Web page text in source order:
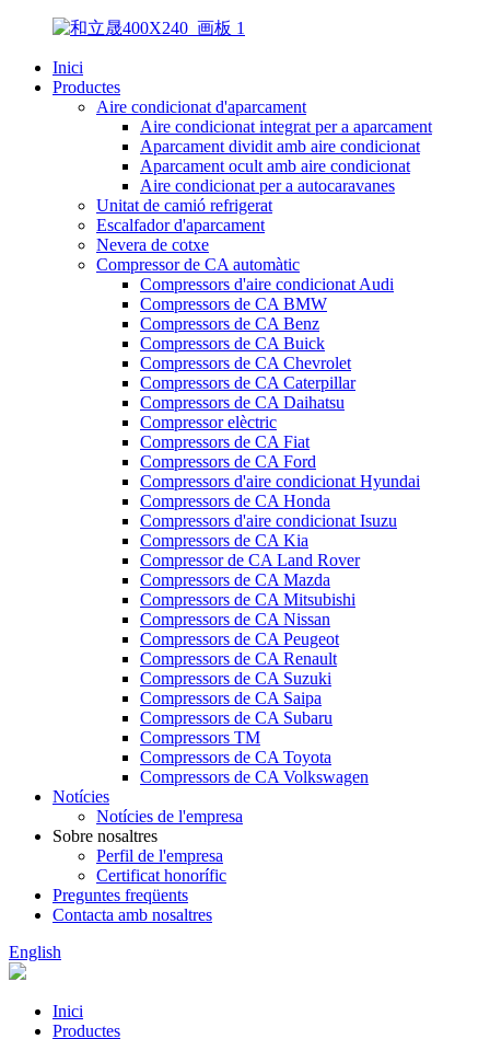
Inici
Productes
Aire condicionat d'aparcament
Aire condicionat integrat per a aparcament
Aparcament dividit amb aire condicionat
Aparcament ocult amb aire condicionat
Aire condicionat per a autocaravanes
Unitat de camió refrigerat
Escalfador d'aparcament
Nevera de cotxe
Compressor de CA automàtic
Compressors d'aire condicionat Audi
Compressors de CA BMW
Compressors de CA Benz
Compressors de CA Buick
Compressors de CA Chevrolet
Compressors de CA Caterpillar
Compressors de CA Daihatsu
Compressor elèctric
Compressors de CA Fiat
Compressors de CA Ford
Compressors d'aire condicionat Hyundai
Compressors de CA Honda
Compressors d'aire condicionat Isuzu
Compressors de CA Kia
Compressor de CA Land Rover
Compressors de CA Mazda
Compressors de CA Mitsubishi
Compressors de CA Nissan
Compressors de CA Peugeot
Compressors de CA Renault
Compressors de CA Suzuki
Compressors de CA Saipa
Compressors de CA Subaru
Compressors TM
Compressors de CA Toyota
Compressors de CA Volkswagen
Notícies
Notícies de l'empresa
Sobre nosaltres
Perfil de l'empresa
Certificat honorífic
Preguntes freqüents
Contacta amb nosaltres
English
Inici
Productes